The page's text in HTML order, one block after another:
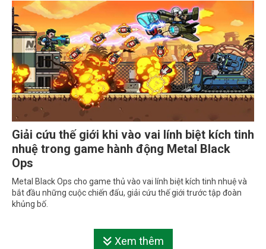
Giải cứu thế giới khi vào vai lính biệt kích tinh
nhuệ trong game hành động Metal Black
Ops
Metal Black Ops cho game thủ vào vai lính biệt kích tinh nhuệ và
bắt đầu những cuộc chiến đấu, giải cứu thế giới trước tập đoàn
khủng bố.
Xem thêm